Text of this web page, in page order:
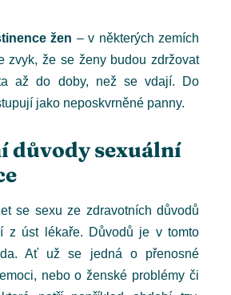
žen – v některých zemích
zvyk, že se ženy budou zdržovat
až do doby, než se vdají. Do
jako neposkvrněné panny.
důvody sexuální
se sexu ze zdravotních důvodů
z úst lékaře. Důvodů je v tomto
Ať už se jedná o přenosné
nebo o ženské problémy či